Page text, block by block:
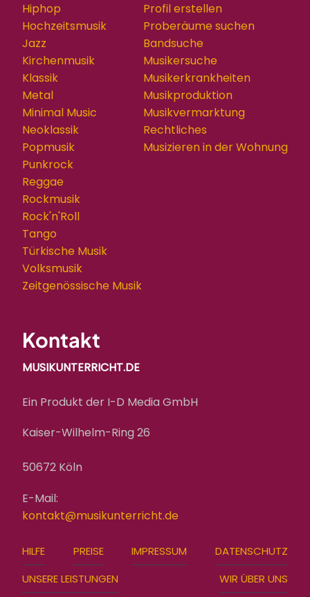
Hiphop
Hochzeitsmusik
Jazz
Kirchenmusik
Klassik
Metal
Minimal Music
Neoklassik
Popmusik
Punkrock
Reggae
Rockmusik
Rock'n'Roll
Tango
Türkische Musik
Volksmusik
Zeitgenössische Musik
Profil erstellen
Proberäume suchen
Bandsuche
Musikersuche
Musikerkrankheiten
Musikproduktion
Musikvermarktung
Rechtliches
Musizieren in der Wohnung
Kontakt
MUSIKUNTERRICHT.DE
Ein Produkt der I-D Media GmbH
Kaiser-Wilhelm-Ring 26
50672 Köln
E-Mail:
kontakt@musikunterricht.de
FOOTER
MENU
HILFE PREISE IMPRESSUM
DATENSCHUTZ
UNSERE LEISTUNGEN
WIR ÜBER UNS